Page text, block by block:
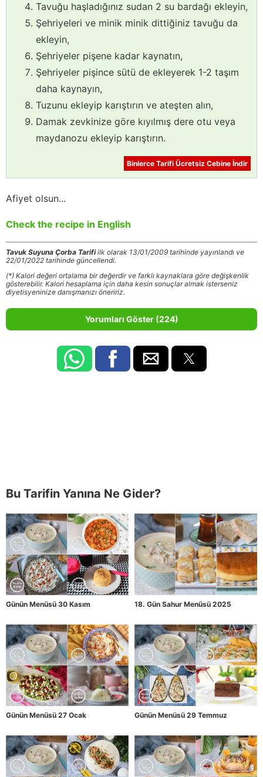
Tavuğu haşladığınız sudan 2 su bardağı ekleyin,
Şehriyeleri ve minik minik dittiğiniz tavuğu da
ekleyin,
Şehriyeler pişene kadar kaynatın,
Şehriyeler pişince sütü de ekleyerek 1-2 taşım
daha kaynayın,
Tuzunu ekleyip karıştırın ve ateşten alın,
Damak zevkinize göre kıyılmış dere otu veya
maydanozu ekleyip karıştırın.
Binlerce Tarifi Ücretsiz Cebine İndir
Afiyet olsun...
Check the recipe in English
Tavuk Suyuna Çorba Tarifiilk olarak 13/01/2009 tarihinde yayınlandı ve
22/01/2022 tarihinde güncellendi.
(*) Kalori değeri ortalama bir değerdir ve farklı kaynaklara göre değişkenlik
gösterebilir. Kalori hesaplama için daha kesin sonuçlar almak isterseniz
diyetisyeninize danışmanızı öneririz.
Yorumları Göster (224)
Bu Tarifin Yanına Ne Gider?
Günün Menüsü 30 Kasım 18. Gün Sahur Menüsü 2025
Günün Menüsü 27 Ocak Günün Menüsü 29 Temmuz